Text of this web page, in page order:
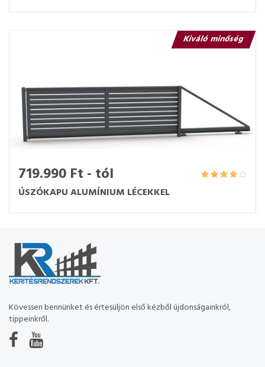
Kiváló minőség
719.990 Ft - tól
ÚSZÓKAPU ALUMÍNIUM LÉCEKKEL
Kövessen bennünket és értesüljön első kézből újdonságainkról,
tippeinkről.